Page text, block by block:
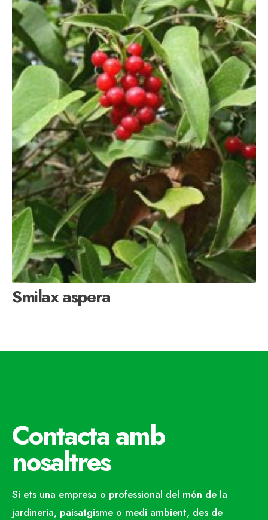
Smilax aspera
Contacta amb
nosaltres
Si ets una empresa o professional del món de la
jardineria, paisatgisme o medi ambient, des de